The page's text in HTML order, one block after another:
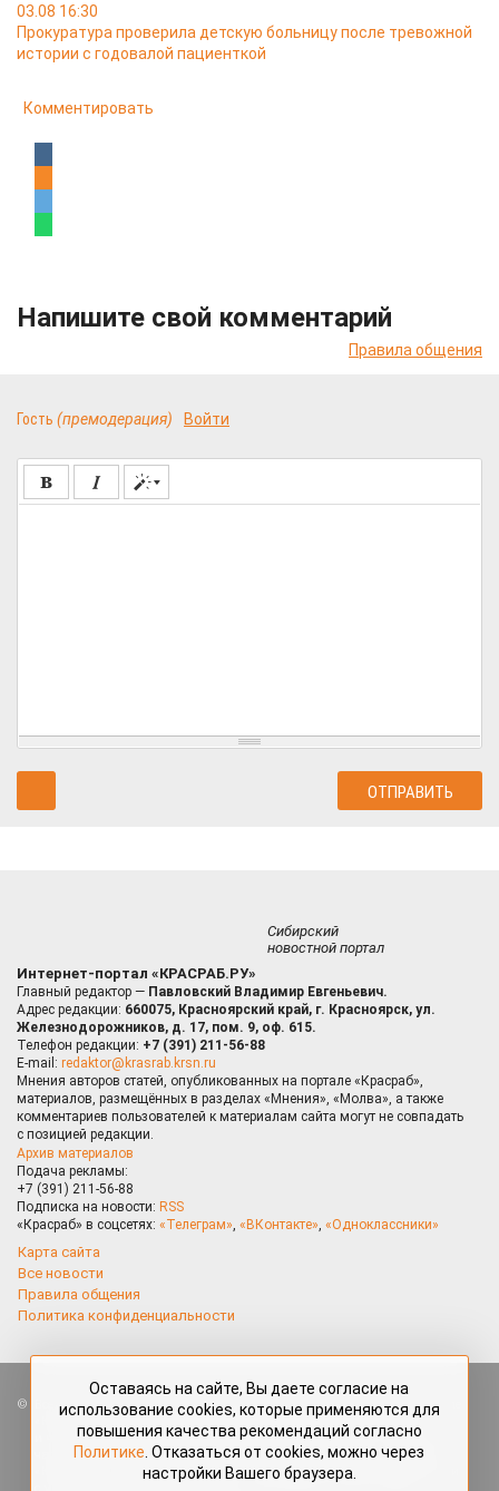
03.08 16:30
Прокуратура проверила детскую больницу после тревожной
истории с годовалой пациенткой
Комментировать
Напишите свой комментарий
Правила общения
Гость (премодерация) Войти
Сибирский
новостной портал
Интернет-портал «КРАСРАБ.РУ»
Главный редактор — Павловский Владимир Евгеньевич.
Адрес редакции: 660075, Красноярский край, г. Красноярск, ул.
Железнодорожников, д. 17, пом. 9, оф. 615.
Телефон редакции: +7 (391) 211-56-88
E-mail: redaktor@krasrab.krsn.ru
Мнения авторов статей, опубликованных на портале «Красраб»,
материалов, размещённых в разделах «Мнения», «Молва», а также
комментариев пользователей к материалам сайта могут не совпадать
с позицией редакции.
Архив материалов
Подача рекламы:
+7 (391) 211-56-88
Подписка на новости: RSS
«Красраб» в соцсетях: «Телеграм», «ВКонтакте», «Одноклассники»
Карта сайта
Все новости
Правила общения
Политика конфиденциальности
Все права защищены. Любые материалы, размещённые на портале
«Красраб.ру» сотрудниками редакции, нештатными авторами
и читателями, являются объектами авторского права. Полное или
частичное использование материалов, размещённых на портале
«Красраб.ру», допускается только с письменного согласия редакции
Оставаясь на сайте, Вы даете согласие на
использование cookies, которые применяются для
повышения качества рекомендаций согласно
Политике . Отказаться от cookies, можно через
настройки Вашего браузера.